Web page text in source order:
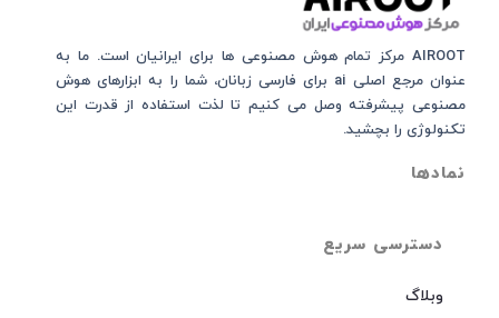
دسترسی سریع
وبلاگ
AIROOT مرکز تمام هوش مصنوعی‌‌‌ ها برای ایرانیان است. ما به
عنوان مرجع اصلی ai برای فارسی زبانان، شما را به ابزارهای هوش
مصنوعی پیشرفته وصل می کنیم تا لذت استفاده از قدرت این
تکنولوژی را بچشید.
نمادها